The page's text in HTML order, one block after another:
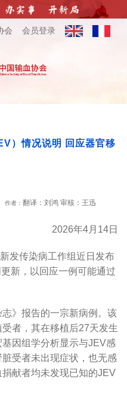
会 会员登录
）情况说明 回应器官移
作者： 翻译：刘鸿 审核：王迅
2026年4月14日
发传染病工作组近日发布
新，以回应一例可能通过
》报告的一宗新病例。该
者，其在移植后27天发生
因组学分析显示与JEV感
受者未出现症状，也无感
献者均未发现已知的JEV